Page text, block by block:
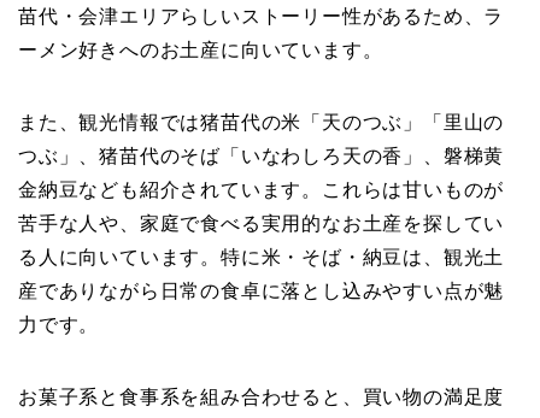
苗代・会津エリアらしいストーリー性があるため、ラ
ーメン好きへのお土産に向いています。
また、観光情報では猪苗代の米「天のつぶ」「里山の
つぶ」、猪苗代のそば「いなわしろ天の香」、磐梯黄
金納豆なども紹介されています。これらは甘いものが
苦手な人や、家庭で食べる実用的なお土産を探してい
る人に向いています。特に米・そば・納豆は、観光土
産でありながら日常の食卓に落とし込みやすい点が魅
力です。
お菓子系と食事系を組み合わせると、買い物の満足度